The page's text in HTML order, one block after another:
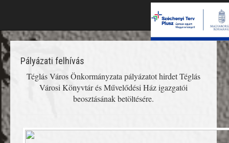
Pályázati felhívás
Téglás Város Önkormányzata pályázatot hirdet Téglás
Városi Könyvtár és Művelődési Ház igazgatói
beosztásának betöltésére.